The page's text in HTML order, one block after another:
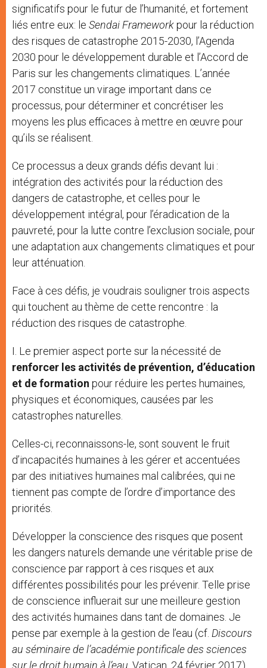
significatifs pour le futur de l’humanité, et fortement
liés entre eux: le Sendai Frameworkpour la réduction
des risques de catastrophe 2015-2030, l’Agenda
2030 pour le développement durable et l’Accord de
Paris sur les changements climatiques. L’année
2017 constitue un virage important dans ce
processus, pour déterminer et concrétiser les
moyens les plus efficaces à mettre en œuvre pour
qu’ils se réalisent.
Ce processus a deux grands défis devant lui :
intégration des activités pour la réduction des
dangers de catastrophe, et celles pour le
développement intégral, pour l’éradication de la
pauvreté, pour la lutte contre l’exclusion sociale, pour
une adaptation aux changements climatiques et pour
leur atténuation.
Face à ces défis, je voudrais souligner trois aspects
qui touchent au thème de cette rencontre : la
réduction des risques de catastrophe.
I. Le premier aspect porte sur la nécessité de
renforcer les activités de prévention, d’éducation
et de formation pour réduire les pertes humaines,
physiques et économiques, causées par les
catastrophes naturelles.
Celles-ci, reconnaissons-le, sont souvent le fruit
d’incapacités humaines à les gérer et accentuées
par des initiatives humaines mal calibrées, qui ne
tiennent pas compte de l’ordre d’importance des
priorités.
Développer la conscience des risques que posent
les dangers naturels demande une véritable prise de
conscience par rapport à ces risques et aux
différentes possibilités pour les prévenir. Telle prise
de conscience influerait sur une meilleure gestion
des activités humaines dans tant de domaines. Je
pense par exemple à la gestion de l’eau (cf. Discours
au séminaire de l’académie pontificale des sciences